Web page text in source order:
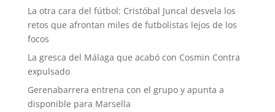
La otra cara del fútbol: Cristóbal Juncal desvela los
retos que afrontan miles de futbolistas lejos de los
focos
La gresca del Málaga que acabó con Cosmin Contra
expulsado
Gerenabarrera entrena con el grupo y apunta a
disponible para Marsella